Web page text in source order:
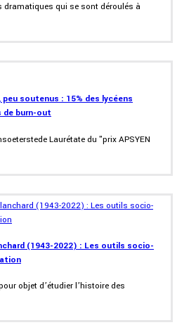
dramatiques qui se sont déroulés à
soutenus : 15% des lycéens
de burn-out
Laurétate du "prix APSYEN
(1943-2022) : Les outils socio-
objet d’étudier l’histoire des